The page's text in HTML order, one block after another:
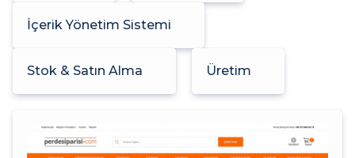
İçerik Yönetim Sistemi
Stok & Satın Alma Üretim